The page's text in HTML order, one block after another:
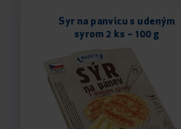
Syr na panvicu s udeným
syrom 2 ks – 100 g